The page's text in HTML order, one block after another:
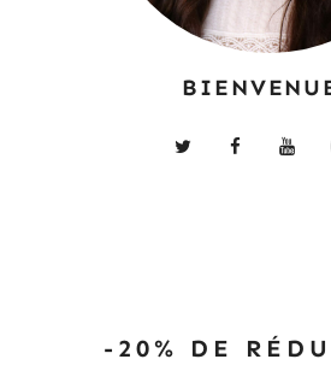
-20% DE